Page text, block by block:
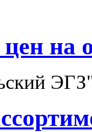
на